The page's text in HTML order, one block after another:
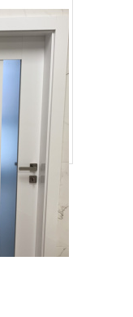
Z
1